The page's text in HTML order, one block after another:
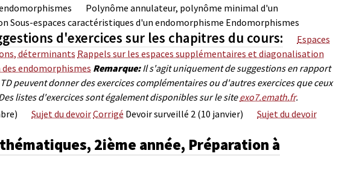
Polynôme annulateur, polynôme minimal d'un
Sous-espaces caractéristiques d'un endomorphisme Endomorphismes
d'exercices sur les chapitres du cours:
Espaces
déterminants Rappels sur les espaces supplémentaires et diagonalisation
endomorphismes Remarque:Il s'agit uniquement de suggestions en rapport
peuvent donner des exercices complémentaires ou d'autres exercices que ceux
listes d'exercices sont également disponibles sur le siteexo7.emath.fr.
Sujet du devoirCorrigé Devoir surveillé 2 (10 janvier)
Sujet du devoir
2ième année, Préparation à